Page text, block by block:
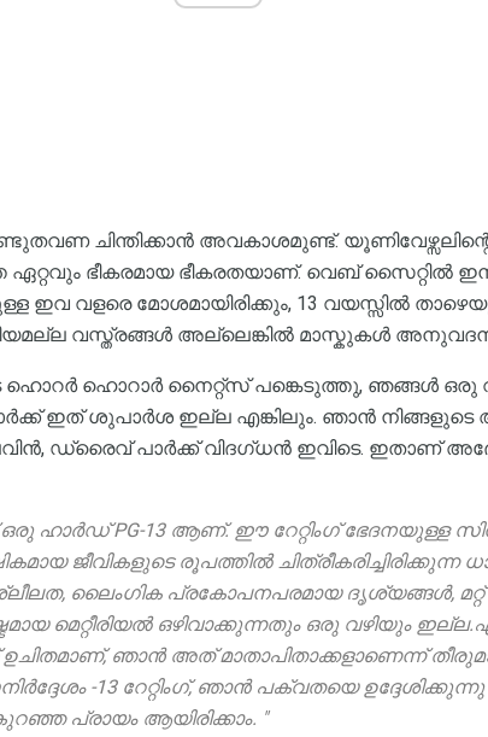
ചിന്തിക്കാൻ അവകാശമുണ്ട്.
ഏറ്റവും ഭീകരമായ ഭീകരതയാണ്. വെബ് സൈറ്റിൽ
ഇവ വളരെ മോശമായിരിക്കും, 13 വയസ്സിൽ
വസ്ത്രങ്ങൾ അല്ലെങ്കിൽ മാസ്കുകൾ
ഹൊറർ ഹൊറാർ നൈറ്റ്സ് പങ്കെടുത്തു, ഞങ്ങൾ ഒരു
ഇത് ശുപാർശ ഇല്ല എങ്കിലും. ഞാൻ
ഡ്രൈവ് പാർക്ക് വിദഗ്ധൻ ഇവിടെ. ഇതാണ്
ഹാർഡ് PG-13 ആണ്. ഈ റേറ്റിംഗ് ഭേദനയുള്ള
ജീവികളുടെ രൂപത്തിൽ ചിത്രീകരിച്ചിരിക്കുന്ന
ലൈംഗിക പ്രകോപനപരമായ ദൃശ്യങ്ങൾ, മറ്റ്
മെറ്റീരിയൽ ഒഴിവാക്കുന്നതും ഒരു വഴിയും
ഞാൻ അത് മാതാപിതാക്കളാണെന്ന്
-13 റേറ്റിംഗ്, ഞാൻ പക്വതയെ
പ്രായം ആയിരിക്കാം. "